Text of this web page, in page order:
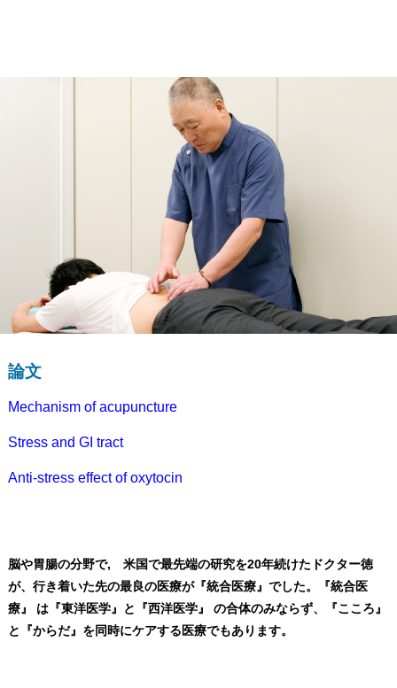
論文
Mechanism of acupuncture
Stress and GI tract
Anti-stress effect of oxytocin
脳や胃腸の分野で, 米国で最先端の研究を20年続けたドクター徳
が、行き着いた先の最良の医療が『統合医療』でした。
『統合医
療』 は『東洋医学』と『西洋医学』 の合体のみならず、『こころ』
と『からだ』を同時にケアする医療でもあります。